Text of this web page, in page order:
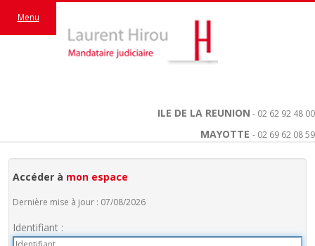
ILE DE LA REUNION - 02 62 92 48 00
MAYOTTE - 02 69 62 08 59
Menu
Accéder à mon espace
Dernière mise à jour : 07/08/2026
Identifiant :